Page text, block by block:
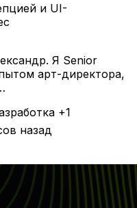
и UI-
Я Senior
арт-директора,
+1
назад